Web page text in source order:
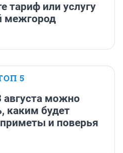
тариф или услугу
межгород
5
августа можно
каким будет
и поверья